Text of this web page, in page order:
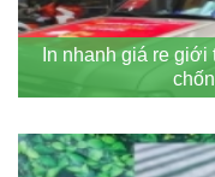
In nhanh giá re